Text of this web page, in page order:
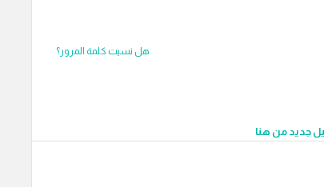
هل نسيت كلمة المرور؟
جديد من هنا